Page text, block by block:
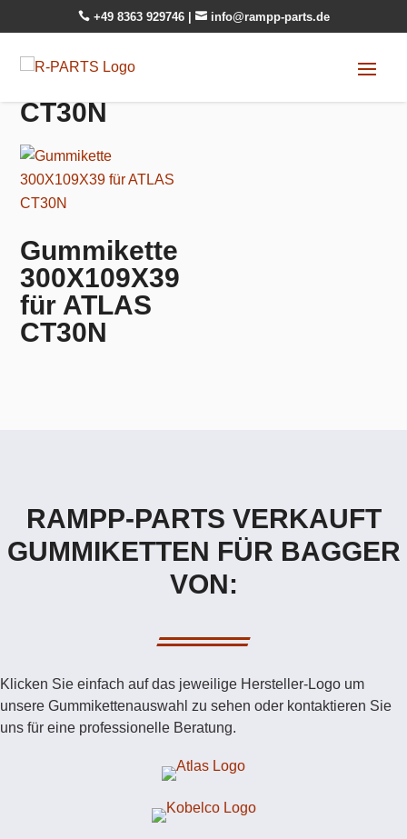
+49 8363 929746 info@rampp-parts.de
CT30N
Gummikette
300X109X39
für ATLAS
CT30N
RAMPP-PARTS VERKAUFT
GUMMIKETTEN FÜR BAGGER
VON:
Klicken Sie einfach auf das jeweilige Hersteller-Logo um
unsere Gummikettenauswahl zu sehen oder kontaktieren Sie
uns für eine professionelle Beratung.